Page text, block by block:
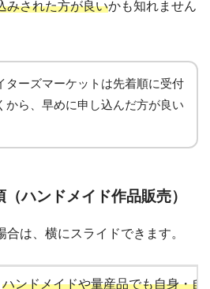
みされた方が良いかも知れません
ターズマーケットは先着順に受付
から、早めに申し込んだ方が良い
ハンドメイド作品販売）
は、横にスライドできます。
ハンドメイドや量産品でも自身・自